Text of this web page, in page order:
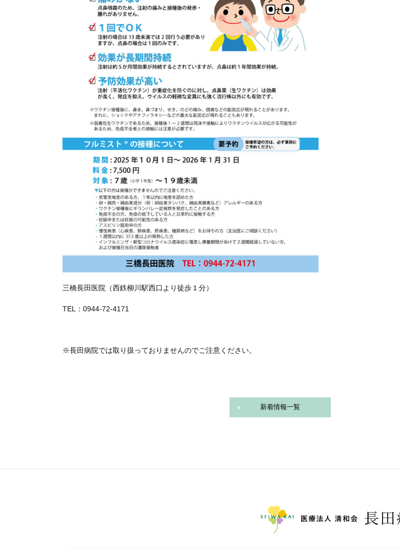
三橋長田医院（西鉄柳川駅西口より徒歩１分）
TEL：0944-72-4171
※長田病院では取り扱っておりませんのでご注意ください。
新着情報一覧